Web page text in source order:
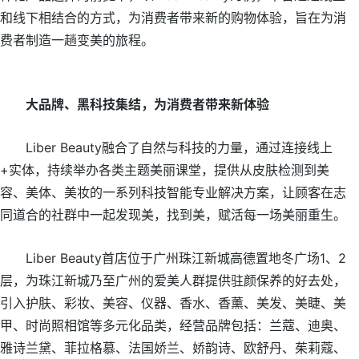
和线下相结合的方式，为消费者带来新的购物体验，旨在为消
费者制造一趟变美的旅程。
大品牌、黑科技集结，为消费者带来新体验
Liber Beauty融合了自然与科技的力量，通过连接线上
+实体，持续举办各类主题美丽课堂，提供从皮肤检测到美
容、美体、美妆的一系列科技智能专业解决方案，让顾客在志
同道合的社群中一起发现美，找到美，赋活每一场美丽重生。
Liber Beauty首店位于广州珠江新城高德置地冬广场1、2
层，为珠江新城乃至广州的爱美人群提供驻颜保养的好去处，
引入护肤、彩妆、美容、仪器、香水、香薰、美发、美睫、美
甲、时尚照相馆等多元化品类，经营品牌包括：兰蔻、迪奥、
雅诗兰黛、菲拉格慕、法国娇兰、娇韵诗、欧舒丹、茱莉蔻、